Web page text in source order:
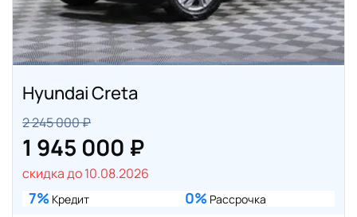
Hyundai Creta
2 245 000 ₽
1 945 000 ₽
скидка до 10.08.2026
7% Кредит 0% Рассрочка